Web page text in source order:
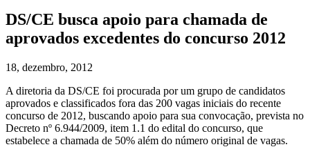
DS/CE busca apoio para chamada de
aprovados excedentes do concurso 2012
18, dezembro, 2012
A diretoria da DS/CE foi procurada por um grupo de candidatos
aprovados e classificados fora das 200 vagas iniciais do recente
concurso de 2012, buscando apoio para sua convocação, prevista no
Decreto nº 6.944/2009, item 1.1 do edital do concurso, que
estabelece a chamada de 50% além do número original de vagas.